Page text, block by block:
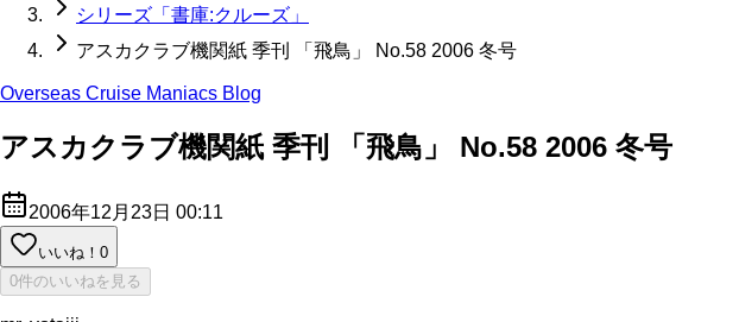
シリーズ「書庫:クルーズ」
アスカクラブ機関紙 季刊 「飛鳥」 No.58 2006 冬号
Overseas Cruise Maniacs Blog
アスカクラブ機関紙 季刊 「飛鳥」 No.58 2006 冬号
2006年12月23日 00:11
いいね！ 0
0件のいいねを見る